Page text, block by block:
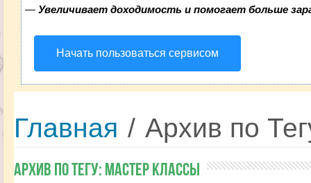
— Увеличивает доходимость и помогает больше
Начать пользоваться сервисом
Главная / Архив по
Архив по Тегу: Мастер классы